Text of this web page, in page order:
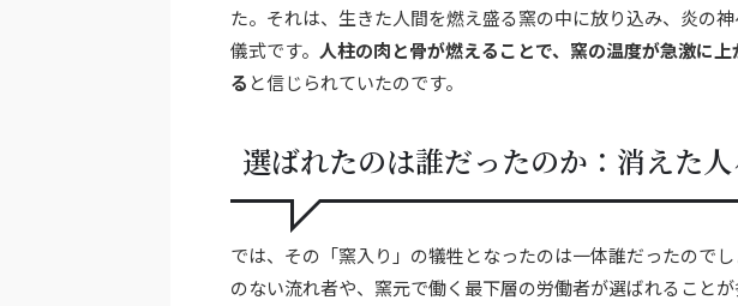
た。それは、生きた人間を燃え盛る窯の中に放り込み、炎の
儀式です。 人柱の肉と骨が燃えることで、窯の温度が急激に
る と信じられていたのです。
選ばれたのは誰だったのか：消えた
では、その「窯入り」の犠牲となったのは一体誰だったので
のない流れ者や、窯元で働く最下層の労働者が選ばれること